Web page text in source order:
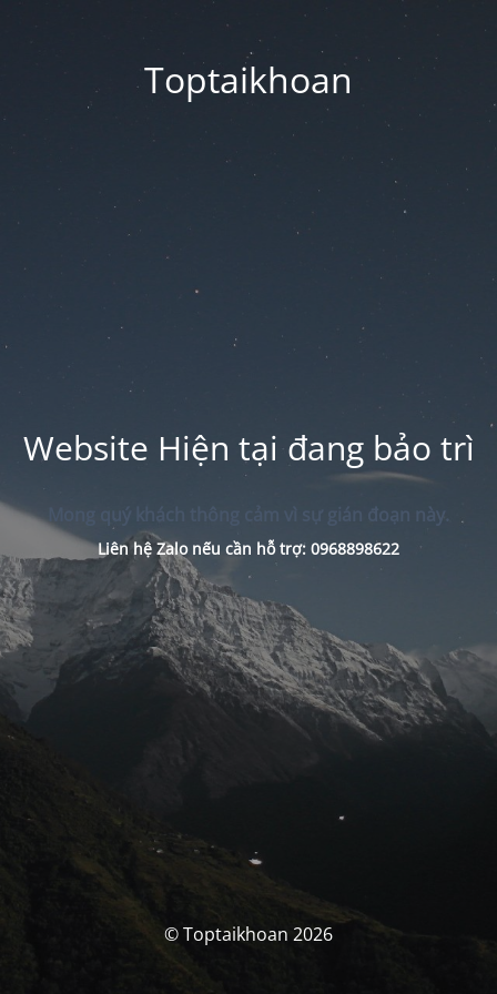
Toptaikhoan
Website Hiện tại đang bảo trì
Mong quý khách thông cảm vì sự gián đoạn này.
Liên hệ Zalo nếu cần hỗ trợ: 0968898622
© Toptaikhoan 2026